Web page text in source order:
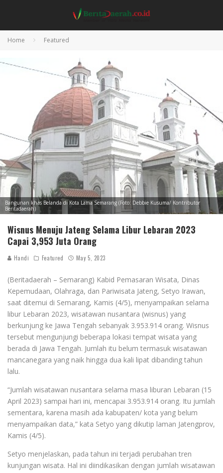
Home Featured
Bangunan khas Belanda di Kota Lama Semarang (Foto: Debbie Kusuma/ Kontributor
Beritadaerah)
Wisnus Menuju Jateng Selama Libur Lebaran 2023
Capai 3,953 Juta Orang
Handi Featured May 5, 2023
(Beritadaerah – Semarang) Kabid Pemasaran Wisata, Dinas
Kepemudaan, Olahraga, dan Pariwisata Jateng, Setyo Irawan,
saat ditemui di Semarang, Kamis (4/5), menyampaikan selama
libur Lebaran 2023, wisatawan nusantara (wisnus) yang
berkunjung ke Jawa Tengah sebanyak 3.953.914 orang. Wisnus
tersebut mengunjungi beberapa lokasi tempat wisata yang
berada di Jawa Tengah. Jumlah itu belum termasuk wisatawan
mancanegara yang naik hingga dua kali lipat dibanding tahun
lalu.
“Jumlah wisatawan nusantara selama masa liburan Lebaran (15
April 2023) sampai hari ini, mencapai 3.953.914 orang. Itu jumlah
sementara, karena masih ada kabupaten/ kota yang belum
menyampaikan data,” kata Setyo yang dikutip laman Jatengprov,
Kamis (4/5).
Setyo menjelaskan, pada tahun ini terjadi perubahan tren
kunjungan wisata. Hal ini diindikasikan dengan jumlah wisatawan